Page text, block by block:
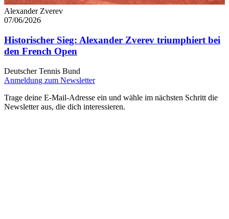
Alexander Zverev
07/06/2026
Historischer Sieg: Alexander Zverev triumphiert bei
den French Open
Deutscher Tennis Bund
Anmeldung zum Newsletter
Trage deine E-Mail-Adresse ein und wähle im nächsten Schritt die
Newsletter aus, die dich interessieren.